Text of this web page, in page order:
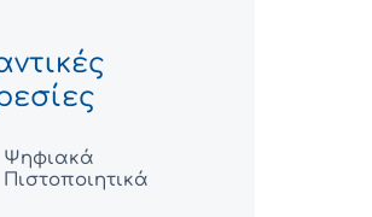
Ψηφιακά
Πιστοποιητικά